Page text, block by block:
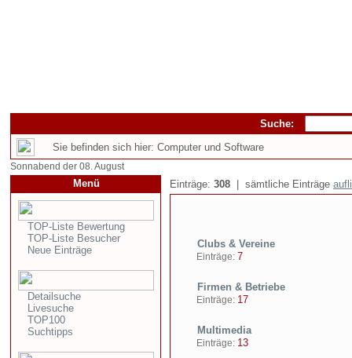
Suche:
Sie befinden sich hier: Computer und Software
Sonnabend der 08. August
Menü
TOP-Liste Bewertung
TOP-Liste Besucher
Neue Einträge
Detailsuche
Livesuche
TOP100
Suchtipps
Einträge: 308 | sämtliche Einträge
Clubs & Vereine
Einträge: 7
Firmen & Betriebe
Einträge: 17
Multimedia
Einträge: 13